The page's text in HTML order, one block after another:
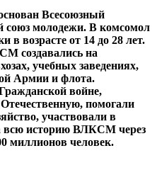
Всесоюзный
союз молодежи. В комсомол
возрасте от 14 до 28 лет.
создавались на
учебных заведениях,
Армии и флота.
войне,
помогали
участвовали в
всю историю ВЛКСМ через
миллионов человек.